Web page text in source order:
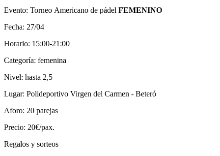
Evento: Torneo Americano de pádel FEMENINO
Fecha: 27/04
Horario: 15:00-21:00
Categoría: femenina
Nivel: hasta 2,5
Lugar: Polideportivo Virgen del Carmen - Beteró
Aforo: 20 parejas
Precio: 20€/pax.
Regalos y sorteos